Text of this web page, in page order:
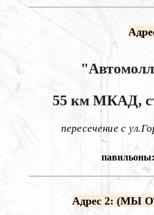
55 км МКАД,
пересечение с
павильоны:
Адрес 2: (МЫ